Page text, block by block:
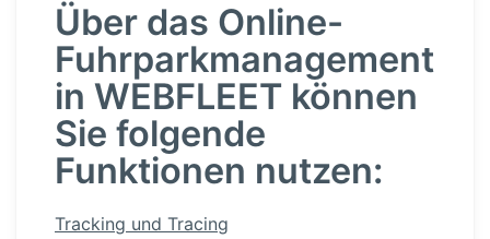
Über das Online-
Fuhr­park­ma­nagement
in WEBFLEET können
Sie folgende
Funktionen nutzen:
Tracking und Tracing